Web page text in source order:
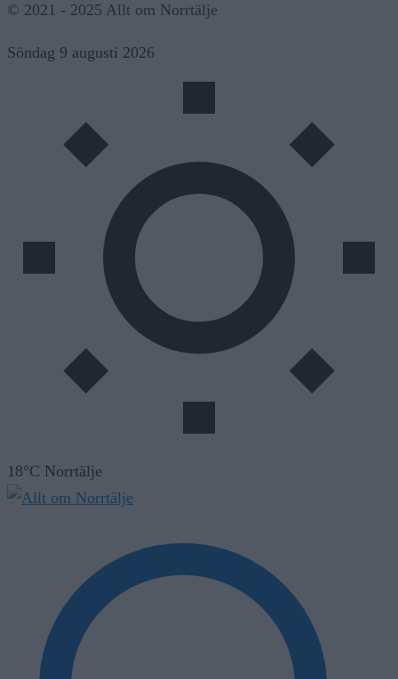
© 2021 - 2025 Allt om Norrtälje
Söndag 9 augusti 2026
18°C Norrtälje